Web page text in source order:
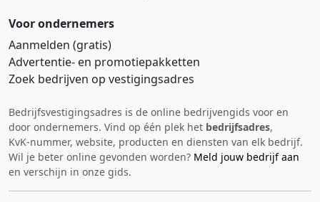
Voor ondernemers
Aanmelden (gratis)
Advertentie‑ en promotiepakketten
Zoek bedrijven op vestigingsadres
Bedrijfsvestigingsadres is de online bedrijvengids voor en
door ondernemers. Vind op één plek het bedrijfsadres,
KvK‑nummer, website, producten en diensten van elk bedrijf.
Wil je beter online gevonden worden? Meld jouw bedrijf aan
en verschijn in onze gids.
Hi 👋 We horen graag uw feedback!